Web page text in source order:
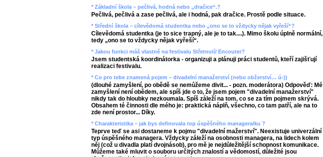
* Základní škola – pečlivá, hodná nebo „dračice“.?
Pečlivá, pečlivá a zase pečlivá, ale i hodná, pak dračice. Prostě podle situace.
* Střední škola – cílevědomá studentka nebo „ono se to vždycky nějak vyřeší“?
Cílevědomá studentka (je to sice trapný, ale je to tak....). Mimo školu úplně normální,
tedy „ono se to vždycky nějak vyřeší“.
* Jakou funkci máš vlastně na festivalu Střetnutí/ Encouter?
Jsem studentská koordinátorka - organizuji a plánuji práci studentů, kteří zajišťují
realizaci festivalu.
* Co pro tebe znamená pojem – divadelní manažerství (nebo obžerství… ú-))
(dlouhé zamyšlení, po obědě se nemůžeme divit... - pozn. moderátora) Odpověď: Mé
zamyšlení není obědem, ale spíš jde o to, že jsem pojem "divadelní manažerství"
nikdy tak do hloubky nezkoumala. Spíš záleží na tom, co se za tím pojmem skrývá.
Obsahem té činnosti dle mého je: praktická náplň, všechno, co tam patří, ale na to
zde není prostor... Díky.
* Charakteristika – jak bys definovala top úspěšného managera/ku ?
Teprve teď se asi dostaneme k pojmu "divadelní mažerství". Neexistuje univerzální
typ úspěšného managera. Vždycky záleží na osobnosti managera, na lidech kolem
něj (což u divadla platí dvojnásob), pro mě je nejdůležitější schopnost komunikace.
Můžeme také mluvit o souboru určitých znalostí a vědomostí, důležité jsou